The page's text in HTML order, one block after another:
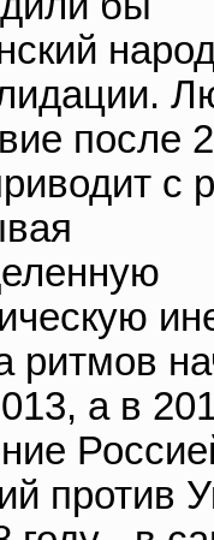
после
с
ритмов
а в
против